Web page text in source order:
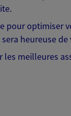
pour optimiser
heureuse
les meilleures